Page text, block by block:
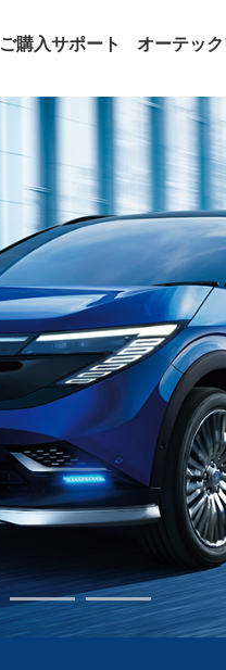
ご購入サポート オーテッ